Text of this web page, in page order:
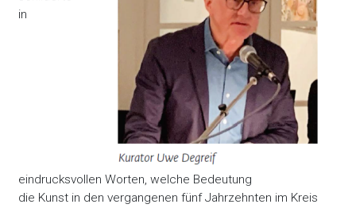
in
eindrucksvollen Worten, welche Bedeutung
die Kunst in den vergangenen fünf Jahrzehnten im Kreis